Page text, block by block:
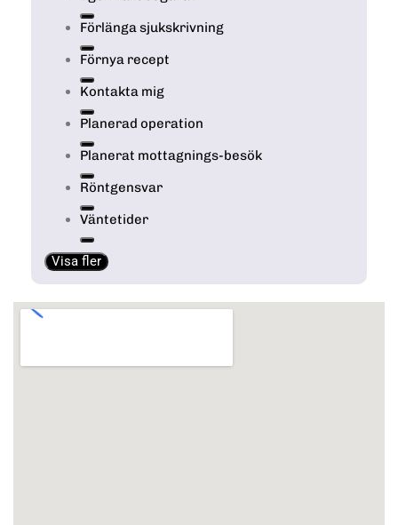
Förlänga sjukskrivning
Förnya recept
Kontakta mig
Planerad operation
Planerat mottagnings-besök
Röntgensvar
Väntetider
Visa fler